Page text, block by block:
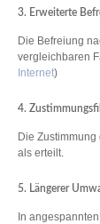
3. Erweiterte
Die Befreiung
vergleichbaren
Internet)
4.
Die
als erteilt.
5. Längerer
In